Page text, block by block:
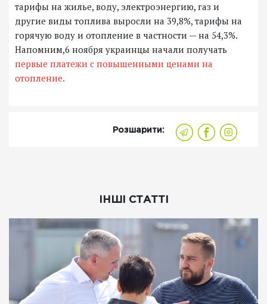
тарифы на жилье, воду, электроэнергию, газ и
другие виды топлива выросли на 39,8%, тарифы на
горячую воду и отопление в частности — на 54,3%.
Напомним,6 ноября украинцы начали получать
первые платежи с повышенными ценами на
отопление.
Розшарити:
ІНШІ СТАТТІ